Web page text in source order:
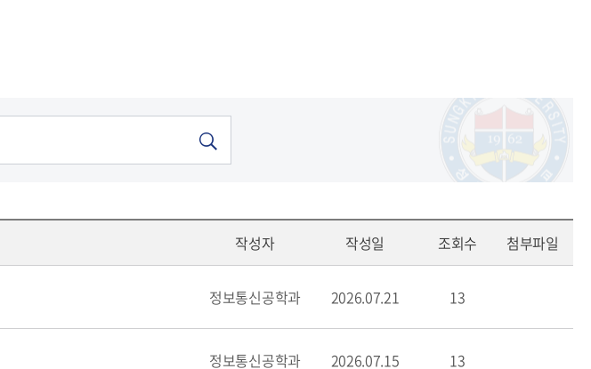
작성자 작성일 조회수 첨부파일
정보통신공학과 2026.07.21 13
정보통신공학과 2026.07.15 13